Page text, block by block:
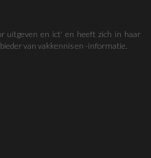
uitgeven en ict' en heeft zich in haar
van vakkennis en -informatie.